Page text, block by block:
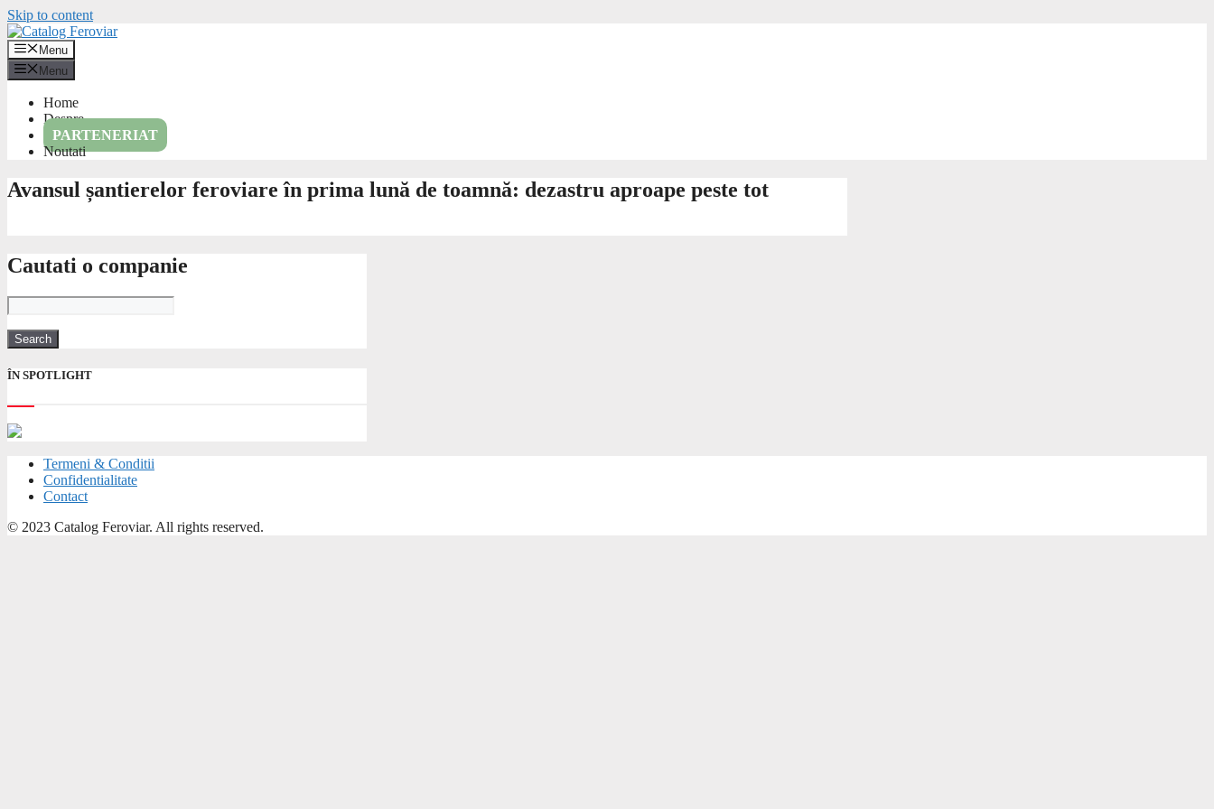
Skip to content
Menu
Menu
Home
Despre
PARTENERIAT
Noutati
Avansul șantierelor feroviare în prima lună de toamnă: dezastru aproape peste tot
Cautati o companie
ÎN SPOTLIGHT
Termeni & Conditii
Confidentialitate
Contact
© 2023 Catalog Feroviar. All rights reserved.